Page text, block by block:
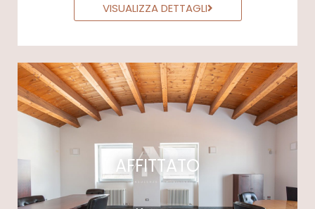
VISUALIZZA DETTAGLI
AFFITTATO